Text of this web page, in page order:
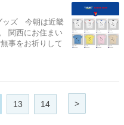
ッズ 今朝は近畿
関西にお住まい
事をお祈りして
13 14 >